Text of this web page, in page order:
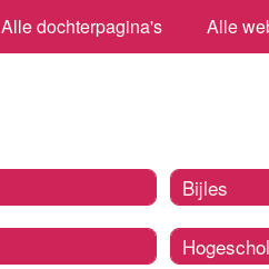
Alle dochterpagina's Alle
Bijles